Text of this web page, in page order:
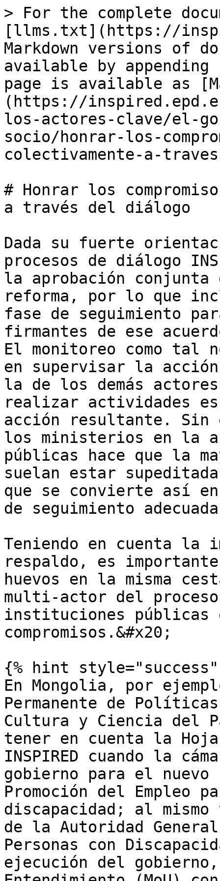
> For the complete
[llms.txt](https://
Markdown versions of
available by
page is available as
(https://
los-actores-clave/el-
socio/honrar-los-
colectivamente-a-
# Honrar los
a través del diálogo
Dada su fuerte
procesos de diálogo
la aprobación
reforma, por lo que
fase de seguimiento
firmantes de ese
El monitoreo como tal
en supervisar la
la de los demás
realizar actividades
acción resultante. Sin
los ministerios en la
públicas hace que la
suelan estar
que se convierte así
de seguimiento
Teniendo en cuenta la
respaldo, es
huevos en la misma
multi-actor del
instituciones públicas
compromisos.&#x20;
{% hint style="success"
En Mongolia, por
Permanente de
Cultura y Ciencia del
tener en cuenta la
INSPIRED cuando la
gobierno para el
Promoción del Empleo
discapacidad; al
de la Autoridad
Personas con
ejecución del gobierno,